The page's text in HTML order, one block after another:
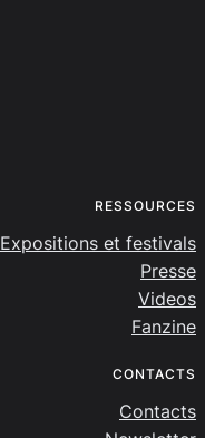
RESSOURCES
Expositions et festivals
Presse
Videos
Fanzine
CONTACTS
Contacts